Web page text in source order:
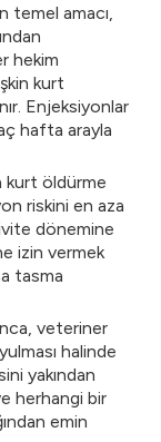
temel amacı,
hekim
kurt
Enjeksiyonlar
hafta arayla
kurt öldürme
riskini en aza
dönemine
izin vermek
tasma
veteriner
halinde
yakından
herhangi bir
emin